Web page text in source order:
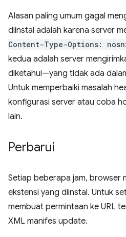
Alasan paling umum gagal
diinstal adalah karena server
Content-Type-Options:
kedua adalah server
diketahui—yang tidak ada
Untuk memperbaiki masalah
konfigurasi server atau coba
lain.
Perbarui
Setiap beberapa jam, browser
ekstensi yang diinstal. Untuk
membuat permintaan ke URL
XML manifes update.